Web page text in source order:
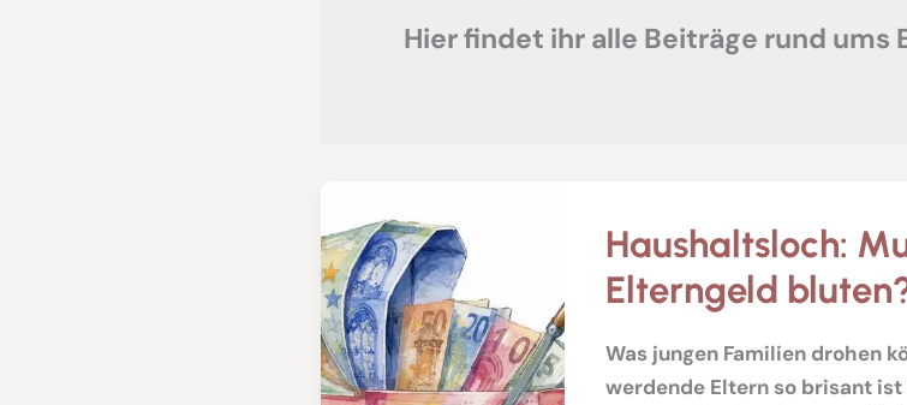
Hier findet ihr alle Beiträge rund ums
Haushaltsloch:
Elterngeld
Was jungen Familien drohen
werdende Eltern so brisant